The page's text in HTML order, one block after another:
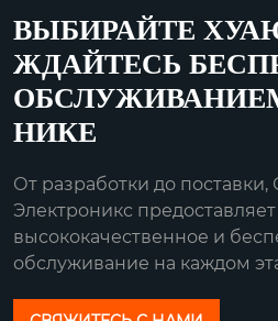
ВЫБИРАЙТЕ
ЖДАЙТЕСЬ
НИКЕ
От разработки до
Электроникс
высококачественное и
обслуживание на каждом